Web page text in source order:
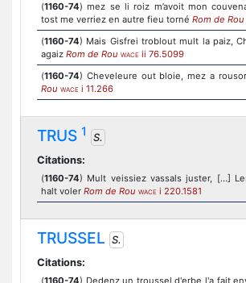
(1160-74) mez se li roiz m’avoit mon
tost me verriez en autre fieu torné Rom de Rou
(1160-74) Mais Gisfrei troblout mult la paiz,
agaiz Rom de Rou WACE ii 76.5099
(1160-74) Cheveleure out bloie, mez a
Rou WACE i 11.266
TRUS 1
S.
Citations:
(1160-74) Mult veissiez vassals juster, […]
halt voler Rom de Rou WACE i 220.1581
TRUSSEL S.
Citations:
(1160-74) Dedenz un troussel d'erbe l'a fait